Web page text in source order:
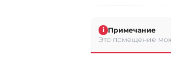
i Примечание
Это помещение